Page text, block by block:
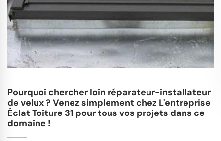
Pourquoi chercher loin réparateur-installateur
de velux ? Venez simplement chez L'entreprise
Éclat Toiture 31 pour tous vos projets dans ce
domaine !